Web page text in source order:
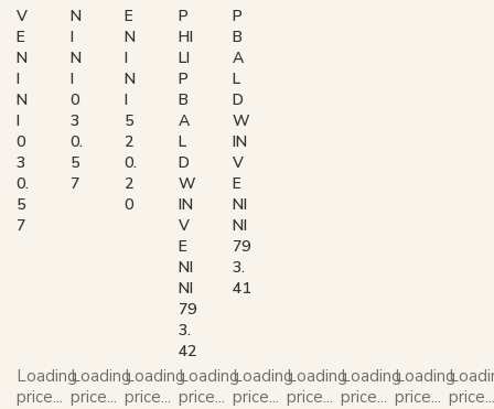
V
E
N
I
N
I
0
3
0.
5
7
Loading
price...
N
I
N
I
0
3
0.
5
7
Loading
price...
E
N
I
N
I
5
2
0.
2
0
Loading
price...
P
HI
LI
P
B
A
L
D
W
IN
V
E
NI
NI
79
3.
42
Loading
price...
P
B
A
L
D
W
IN
V
E
NI
NI
79
3.
41
Loading
price...
Loading
price...
Loading
price...
Loading
price... price...